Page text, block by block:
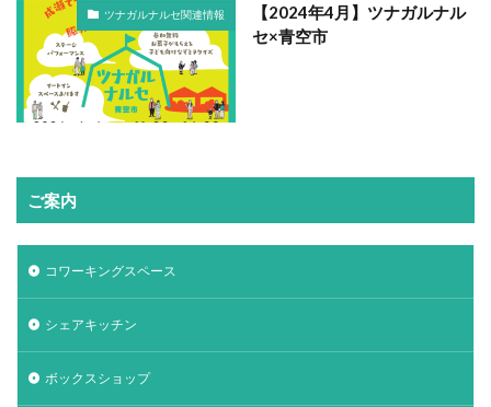
ツナガルナルセ関連情報
【2024年4月】ツナガルナル
セ×青空市
ご案内
コワーキングスペース
シェアキッチン
ボックスショップ